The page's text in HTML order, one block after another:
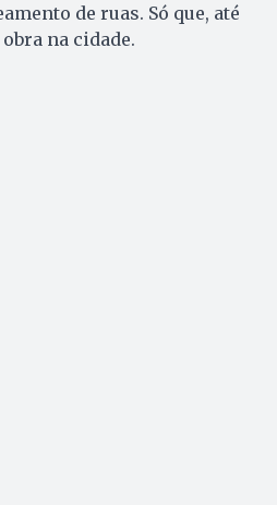
de ruas. Só que, até
na cidade.